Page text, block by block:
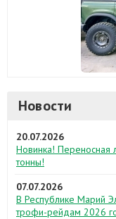
Новости
20.07.2026
Новинка! Переносная
тонны!
07.07.2026
В Республике Марий
трофи-рейдам 2026